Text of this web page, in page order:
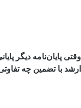
وقتی پایان‌نامه دیگر
ارشد با تضمین چه